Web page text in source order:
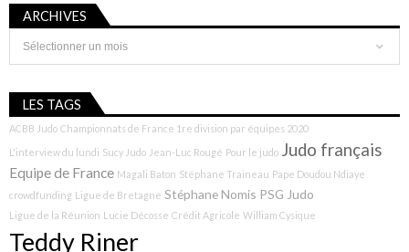
ARCHIVES
Archives
LES TAGS
ACBB Judo Championnats de France 1re division par équipes 2020
L'interview du lundi Sucy Judo Jean-Luc Rougé Pour le judo Judo français
Equipe de France Magali Baton Stéphane Traineau Pape Doudou Ndiaye
crowdfunding Ligue de Bretagne Stéphane Nomis PSG Judo
Ligue de la Réunion Lucie Décosse Crédit Agricole William Cysique
Teddy Riner